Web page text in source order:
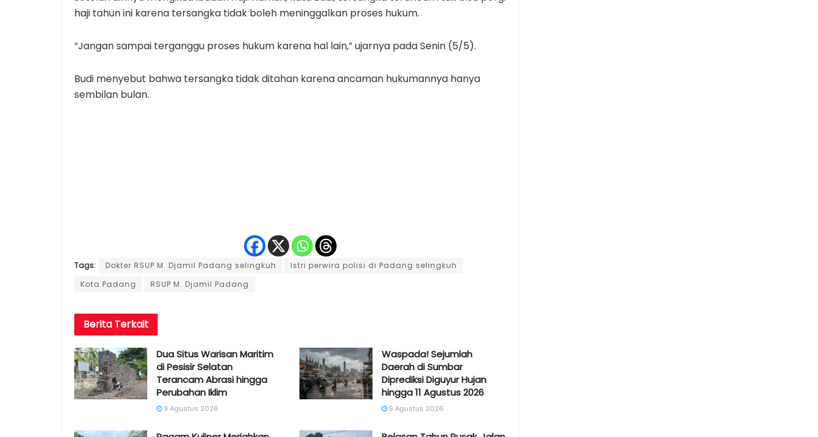
haji tahun ini karena tersangka tidak boleh meninggalkan proses hukum.
“Jangan sampai terganggu proses hukum karena hal lain,” ujarnya pada Senin (5/5).
Budi menyebut bahwa tersangka tidak ditahan karena ancaman hukumannya hanya
sembilan bulan.
Tags: Dokter RSUP M. Djamil Padang selingkuh
Istri perwira polisi di Padang selingkuh
Kota Padang
RSUP M. Djamil Padang
Berita Terkait
Dua Situs Warisan Maritim
di Pesisir Selatan
Terancam Abrasi hingga
Perubahan Iklim
9 Agustus 2026
Waspada! Sejumlah
Daerah di Sumbar
Diprediksi Diguyur Hujan
hingga 11 Agustus 2026
9 Agustus 2026